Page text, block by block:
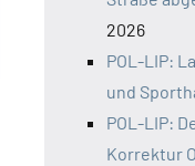
2026
POL-LIP:
und
POL-LIP:
Korrektur